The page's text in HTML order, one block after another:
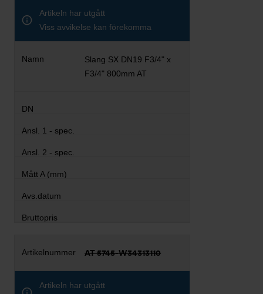
Artikeln har utgått
Viss avvikelse kan förekomma
Slang SX DN19 F3/4" x
F3/4" 800mm AT
AT 5745-W34313110
Artikeln har utgått